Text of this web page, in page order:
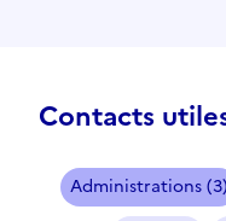
Contacts
Administrations (3)